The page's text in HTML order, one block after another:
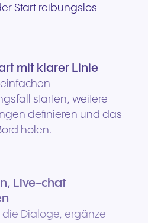
Start reibungslos
mit klarer Linie
starten, weitere
definieren und das
holen.
Live-chat
die Dialoge, ergänze